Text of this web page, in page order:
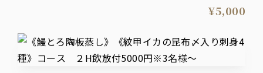
ザ・プレミアム・モルツ入り２時間飲み放題付きプラン
¥5,000